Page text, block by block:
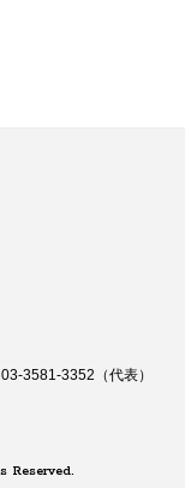
3581-3352（代表）
Reserved.